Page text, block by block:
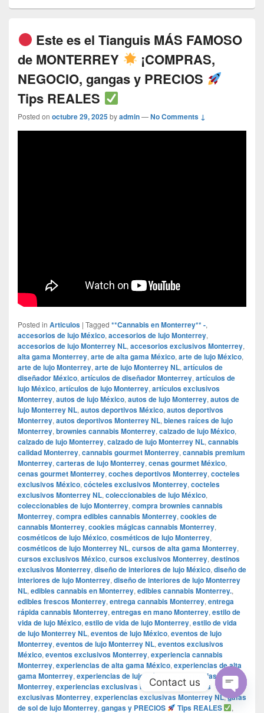
Este es el Tianguis MÁS FAMOSO
de MONTERREY
¡COMPRAS,
NEGOCIO, gangas y PRECIOS
Tips REALES
Posted on octubre 29, 2025byadmin—No Comments ↓
Posted in Articulos | Tagged **Cannabis en Monterrey** -,
accesorios de lujo México, accesorios de lujo Monterrey,
accesorios de lujo Monterrey NL, accesorios exclusivos Monterrey,
alta gama Monterrey, arte de alta gama México, arte de lujo México,
arte de lujo Monterrey, arte de lujo Monterrey NL, artículos de
diseñador México, artículos de diseñador Monterrey, artículos de
lujo México, artículos de lujo Monterrey, artículos exclusivos
Monterrey, autos de lujo México, autos de lujo Monterrey, autos de
lujo Monterrey NL, autos deportivos México, autos deportivos
Monterrey, autos deportivos Monterrey NL, bienes raíces de lujo
Monterrey, brownies cannabis Monterrey, calzado de lujo México,
calzado de lujo Monterrey, calzado de lujo Monterrey NL, cannabis
calidad Monterrey, cannabis gourmet Monterrey, cannabis premium
Monterrey, carteras de lujo Monterrey, cenas gourmet México,
cenas gourmet Monterrey, coches deportivos Monterrey, cocteles
exclusivos México, cócteles exclusivos Monterrey, cocteles
exclusivos Monterrey NL, coleccionables de lujo México,
coleccionables de lujo Monterrey, compra brownies cannabis
Monterrey, compra edibles cannabis Monterrey, cookies de
cannabis Monterrey, cookies mágicas cannabis Monterrey,
cosméticos de lujo México, cosméticos de lujo Monterrey,
cosméticos de lujo Monterrey NL, cursos de alta gama Monterrey,
cursos exclusivos México, cursos exclusivos Monterrey, destinos
exclusivos Monterrey, diseño de interiores de lujo México, diseño de
interiores de lujo Monterrey, diseño de interiores de lujo Monterrey
NL, edibles cannabis en Monterrey, edibles cannabis Monterrey.,
edibles frescos Monterrey, entrega cannabis Monterrey, entrega
rápida cannabis Monterrey, entregas en mano Monterrey, estilo de
vida de lujo México, estilo de vida de lujo Monterrey, estilo de vida
de lujo Monterrey NL, eventos de lujo México, eventos de lujo
Monterrey, eventos de lujo Monterrey NL, eventos exclusivos
México, eventos exclusivos Monterrey, experiencia cannabis
Monterrey, experiencias de alta gama México, experiencias de alta
gama Monterrey, experiencias de lujo México
experiencias de lujo
Monterrey, experiencias exclusivas México ,experiencias
exclusivas Monterrey, experiencias exclusivas Monterrey NL,gafas
de sol de lujo Monterrey, gangas y PRECIOS Tips REALES ,
Contact us
Open